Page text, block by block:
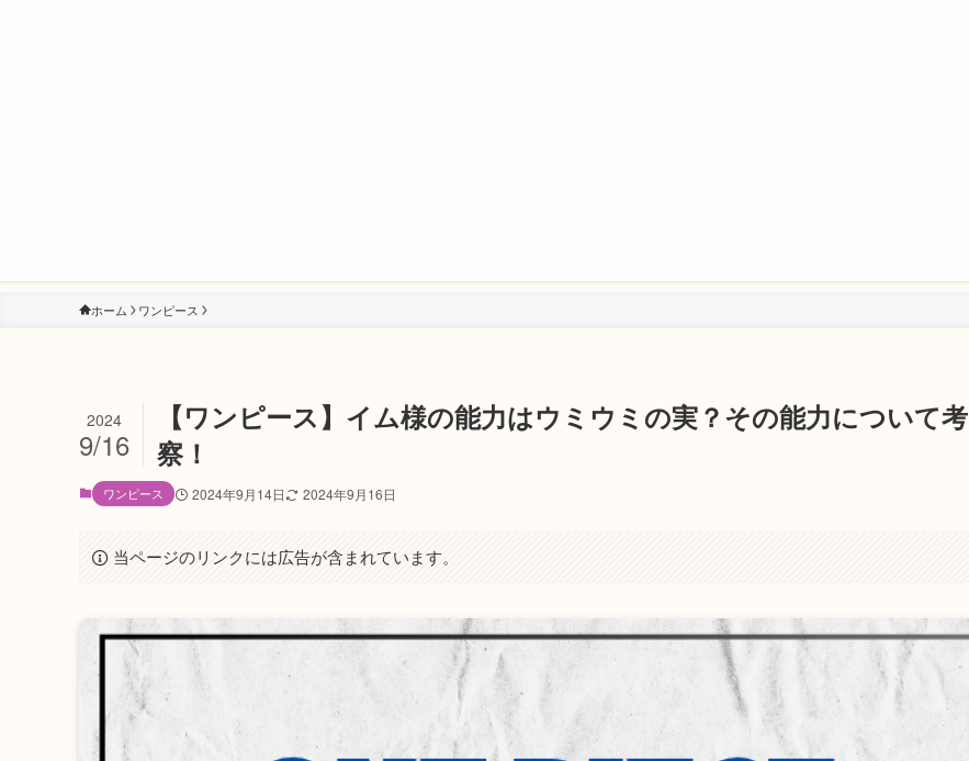
ホーム ワンピース
【ワンピース】イム様の能力はウミウミの実？その能力について考
察！
2024
9/16
ワンピース 2024年9月14日 2024年9月16日
当ページのリンクには広告が含まれています。